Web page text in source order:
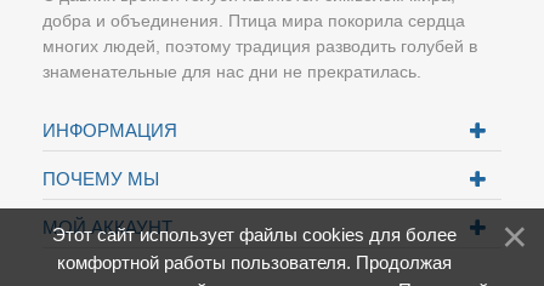
добра и объединения. Птица мира покорила сердца
многих людей, поэтому традиция разводить голубей в
знаменательные для нас дни не прекратилась.
ИНФОРМАЦИЯ
ПОЧЕМУ МЫ
МОЙ АККАУНТ
Этот сайт использует файлы cookies для более
комфортной работы пользователя. Продолжая